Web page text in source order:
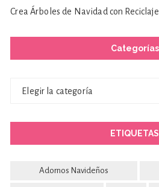
Crea Árboles de Navidad con
Categorías
Categorías
Elegir la categoría
ETIQUETAS
Adornos Navideños